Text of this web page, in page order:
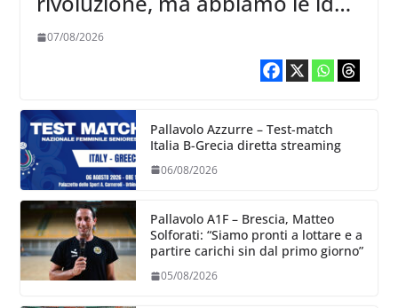
chiare siu cosa vogliamo fare”
07/08/2026
Pallavolo Azzurre – Test-match
Italia B-Grecia diretta streaming
06/08/2026
Pallavolo A1F – Brescia, Matteo
Solforati: “Siamo pronti a lottare e a
partire carichi sin dal primo giorno”
05/08/2026